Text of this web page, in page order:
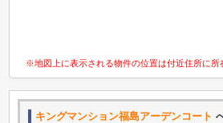
※地図上に表示される物件の位置は付近住所に所
キングマンション福島アーデンコート